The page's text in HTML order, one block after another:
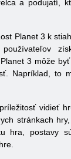
a podujatí,
Planet 3 k
používateľov
3 môže
Napríklad, to
vidieť
stránkach
hra, postavy